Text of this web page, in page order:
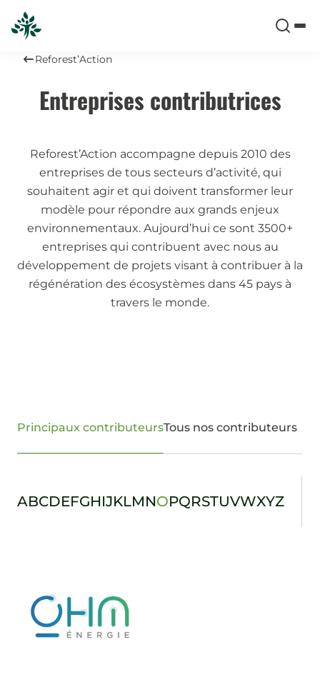
Reforest’Action
Entreprises contributrices
Reforest’Action accompagne depuis 2010 des
entreprises de tous secteurs d’activité, qui
souhaitent agir et qui doivent transformer leur
modèle pour répondre aux grands enjeux
environnementaux. Aujourd’hui ce sont 3500+
entreprises qui contribuent avec nous au
développement de projets visant à contribuer à la
régénération des écosystèmes dans 45 pays à
travers le monde.
Principaux contributeursTous nos contributeurs
ABCDEFGHIJKLMNOPQRSTUVWXYZ